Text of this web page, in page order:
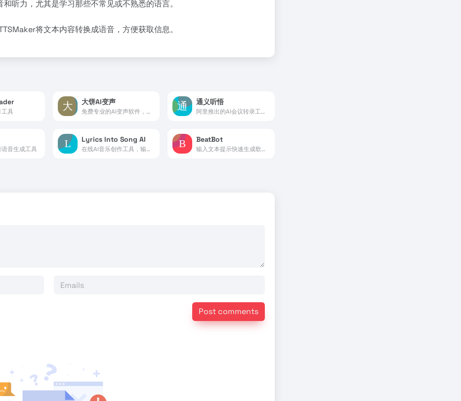
听力，尤其是学习那些不常见或不熟悉的语言。
将文本内容转换成语音，方便获取信息。
具
大饼AI变声
免费专业的AI变声软件，一键实时语音变声
通义听悟
阿里推出的AI会议转录工具，万语千言，心领神悟
音生成工具
Lyrics Into Song AI
在线AI音乐创作工具，输入歌词创建个性化歌曲
BeatBot
输入文本提示快速生成歌曲和音乐
Post comments